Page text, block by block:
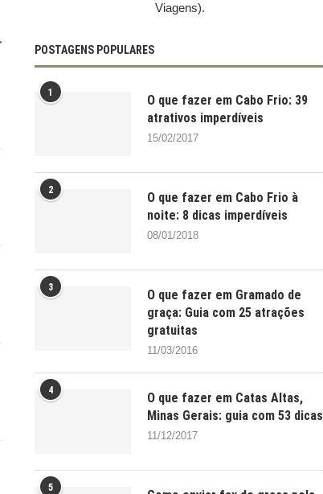
Viagens).
POSTAGENS POPULARES
1
O que fazer em Cabo Frio: 39
atrativos imperdíveis
15/02/2017
2
O que fazer em Cabo Frio à
noite: 8 dicas imperdíveis
08/01/2018
3
O que fazer em Gramado de
graça: Guia com 25 atrações
gratuitas
11/03/2016
4
O que fazer em Catas Altas,
Minas Gerais: guia com 53 dicas
11/12/2017
5